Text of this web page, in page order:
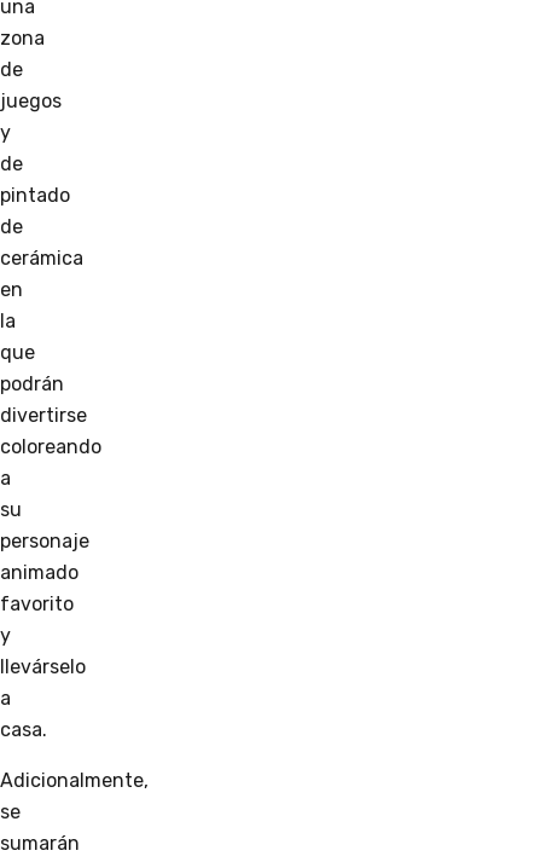
una
zona
de
juegos
y
de
pintado
de
cerámica
en
la
que
podrán
divertirse
coloreando
a
su
personaje
animado
favorito
y
llevárselo
a
casa.
Adicionalmente,
se
sumarán